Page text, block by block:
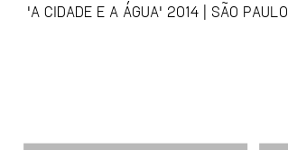
'A CIDADE E A ÁGUA' 2014 | SÃO PAULO